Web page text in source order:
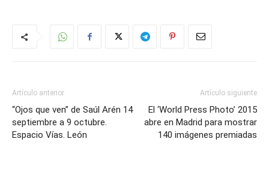
Artículo anterior
“Ojos que ven” de Saúl Arén 14
septiembre a 9 octubre.
Espacio Vías. León
Artículo siguiente
El ‘World Press Photo’ 2015
abre en Madrid para mostrar
140 imágenes premiadas